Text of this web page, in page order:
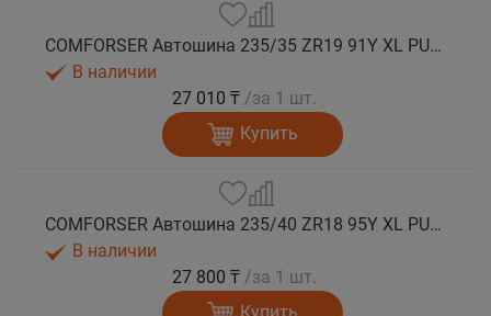
COMFORSER Автошина 235/35 ZR19 91Y XL PURESPEED лето
В наличии
27 010 ₸ /за 1 шт.
Купить
COMFORSER Автошина 235/40 ZR18 95Y XL PURESPEED лето
В наличии
27 800 ₸ /за 1 шт.